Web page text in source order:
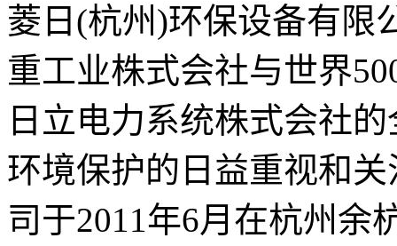
菱日(杭州)环保设备有限
重工业株式会社与世界
日立电力系统株式会社
环境保护的日益重视和
司于2011年6月在杭州余